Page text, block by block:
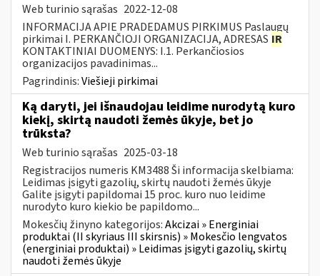
Web turinio sąrašas 2022-12-08
INFORMACIJA APIE PRADEDAMUS PIRKIMUS Paslaugų
pirkimai I. PERKANČIOJI ORGANIZACIJA, ADRESAS IR
KONTAKTINIAI DUOMENYS: I.1. Perkančiosios
organizacijos pavadinimas...
Pagrindinis:Viešieji pirkimai
Ką daryti, jei išnaudojau leidime nurodytą kuro
kiekį, skirtą naudoti žemės ūkyje, bet jo
trūksta?
Web turinio sąrašas 2025-03-18
Registracijos numeris KM3488 Ši informacija skelbiama:
Leidimas įsigyti gazolių, skirtų naudoti žemės ūkyje
Galite įsigyti papildomai 15 proc. kuro nuo leidime
nurodyto kuro kiekio be papildomo...
Mokesčių žinyno kategorijos:Akcizai » Energiniai
produktai (II skyriaus III skirsnis) » Mokesčio lengvatos
(energiniai produktai) » Leidimas įsigyti gazolių, skirtų
naudoti žemės ūkyje